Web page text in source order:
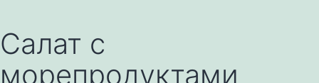
Салат с
морепродуктами